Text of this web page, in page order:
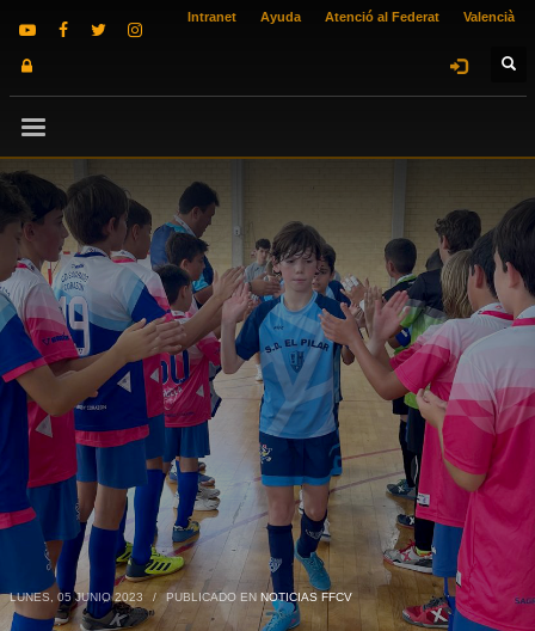
Intranet Ayuda Atenció al Federat Valencià
LUNES, 05 JUNIO 2023 / PUBLICADO EN NOTICIAS FFCV